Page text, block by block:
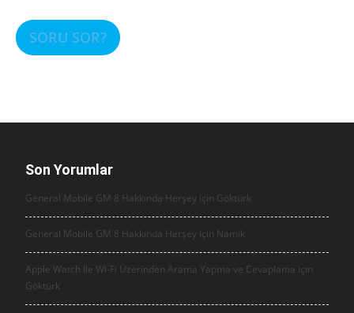
SORU SOR?
Son Yorumlar
General Mobile GM 8 Hakkında Herşey için Göktürk
General Mobile GM 8 Hakkında Herşey için Namık
Apple Watch İle Wi-Fi Üzerinden Arama Yapma ve Cevaplama için
Göktürk